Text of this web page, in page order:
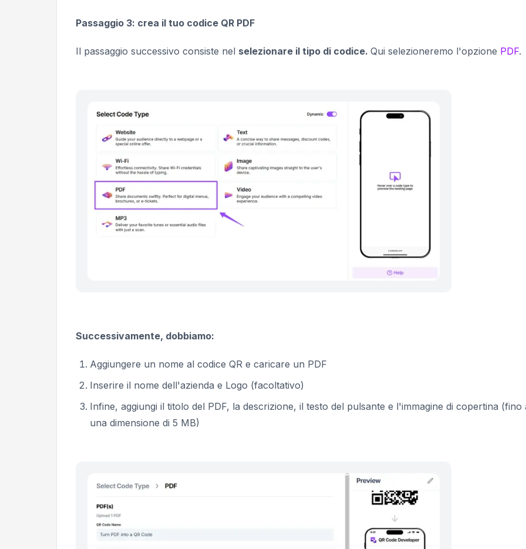
Passaggio 3: crea il tuo codice QR PDF
Il passaggio successivo consiste nel selezionare il tipo di codice. Qui selezioneremo l'opzione PDF.
Successivamente, dobbiamo:
Aggiungere un nome al codice QR e caricare un PDF
Inserire il nome dell'azienda e Logo (facoltativo)
Infine, aggiungi il titolo del PDF, la descrizione, il testo del pulsante e l'immagine di copertina (fino
una dimensione di 5 MB)